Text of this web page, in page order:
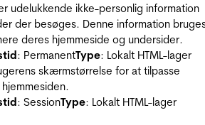
udelukkende ikke-personlig information
der besøges. Denne information
deres hjemmeside og undersider.
: PermanentType: Lokalt HTML-lager
skærmstørrelse for at tilpasse
: SessionType: Lokalt HTML-lager